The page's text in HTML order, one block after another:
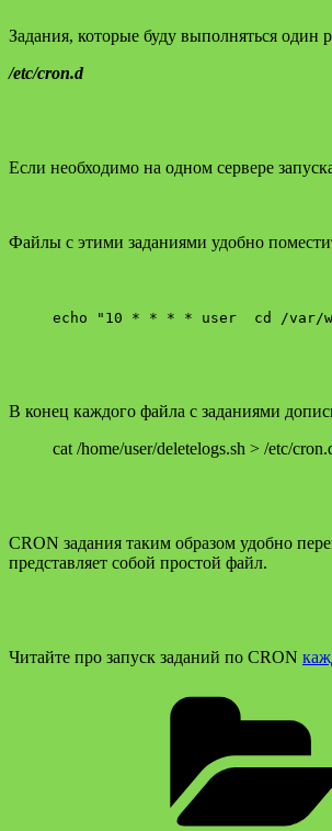
Задания, которые буду выполняться один
/etc/cron.d
Если необходимо на одном сервере
Файлы с этими заданиями удобно
echo "10 * * * * user cd /var/
В конец каждого файла с заданиями
cat /home/user/deletelogs.sh > /etc/
CRON задания таким образом удобно
представляет собой простой файл.
Читайте про запуск заданий по CRON